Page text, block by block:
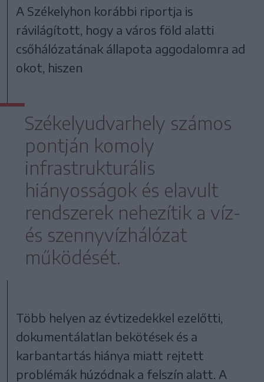
A Székelyhon korábbi riportja is
rávilágított, hogy a város föld alatti
csőhálózatának állapota aggodalomra ad
okot, hiszen
Székelyudvarhely számos
pontján komoly
infrastrukturális
hiányosságok és elavult
rendszerek nehezítik a víz-
és szennyvízhálózat
működését.
Több helyen az évtizedekkel ezelőtti,
dokumentálatlan bekötések és a
karbantartás hiánya miatt rejtett
problémák húzódnak a felszín alatt. A